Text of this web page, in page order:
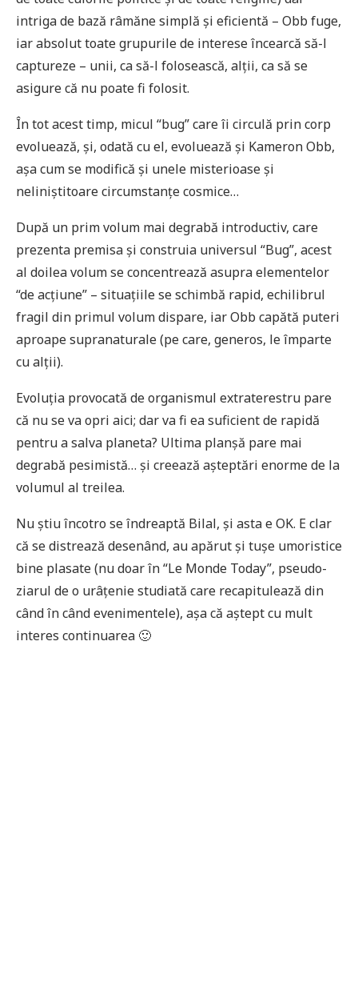
intriga de bază râmăne simplă și eficientă – Obb fuge,
iar absolut toate grupurile de interese încearcă să-l
captureze – unii, ca să-l folosească, alții, ca să se
asigure că nu poate fi folosit.
În tot acest timp, micul “bug” care îi circulă prin corp
evoluează, și, odată cu el, evoluează și Kameron Obb,
așa cum se modifică și unele misterioase și
neliniștitoare circumstanțe cosmice…
După un prim volum mai degrabă introductiv, care
prezenta premisa și construia universul “Bug”, acest
al doilea volum se concentrează asupra elementelor
“de acțiune” – situațiile se schimbă rapid, echilibrul
fragil din primul volum dispare, iar Obb capătă puteri
aproape supranaturale (pe care, generos, le împarte
cu alții).
Evoluția provocată de organismul extraterestru pare
că nu se va opri aici; dar va fi ea suficient de rapidă
pentru a salva planeta? Ultima planșă pare mai
degrabă pesimistă… și creează așteptări enorme de la
volumul al treilea.
Nu știu încotro se îndreaptă Bilal, și asta e OK. E clar
că se distrează desenând, au apărut și tușe umoristice
bine plasate (nu doar în “Le Monde Today”, pseudo-
ziarul de o urâțenie studiată care recapitulează din
când în când evenimentele), așa că aștept cu mult
interes continuarea 🙂